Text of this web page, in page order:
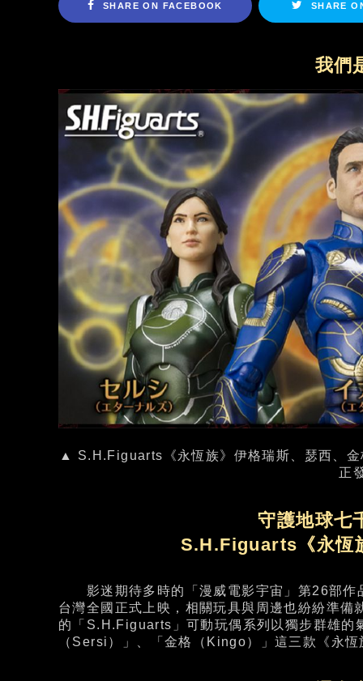
SHARE ON FACEBOOK SHARE
我們
▲ S.H.Figuarts《永恆族》伊格瑞斯、瑟西、
正
守護地球七
S.H.Figuarts《永恆
影迷期待多時的「漫威電影宇宙」第26部作
台灣全國正式上映，相關玩具與周邊也紛紛準
的「S.H.Figuarts」可動玩偶系列以獨步群雄
（Sersi）」、「金格（Kingo）」這三款《永恆